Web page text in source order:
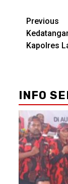
Post
Previous
Kapolres
INFO